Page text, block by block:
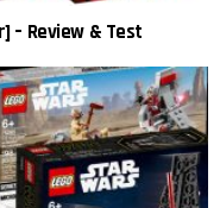
– Review & Test